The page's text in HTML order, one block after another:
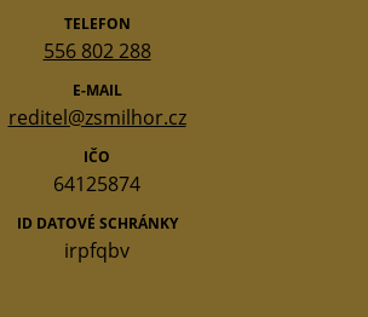
TELEFON
556 802 288
E-MAIL
reditel@zsmilhor.cz
IČO
64125874
ID DATOVÉ SCHRÁNKY
irpfqbv